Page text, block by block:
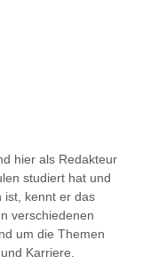
hier als Redakteur
studiert hat und
ist, kennt er das
verschiedenen
um die Themen
Karriere.